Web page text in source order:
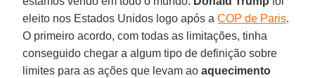
eleito nos Estados Unidos logo após aCOP de Paris.
O primeiro acordo, com todas as limitações, tinha
conseguido chegar a algum tipo de definição sobre
limites para as ações que levam aoaquecimento